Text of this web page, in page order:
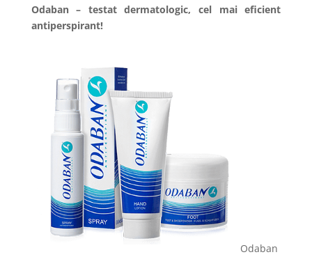
Odaban – testat dermatologic, cel mai eficient
antiperspirant!
Odaban